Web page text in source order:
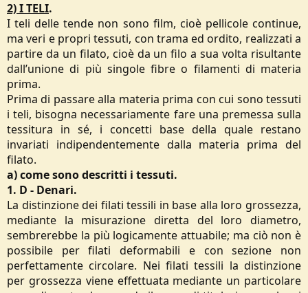
2) I TELI.
I teli delle tende non sono film, cioè pellicole continue,
ma veri e propri tessuti, con trama ed ordito, realizzati a
partire da un filato, cioè da un filo a sua volta risultante
dall’unione di più singole fibre o filamenti di materia
prima.
Prima di passare alla materia prima con cui sono tessuti
i teli, bisogna necessariamente fare una premessa sulla
tessitura in sé, i concetti base della quale restano
invariati indipendentemente dalla materia prima del
filato.
a) come sono descritti i tessuti.
1. D - Denari.
La distinzione dei filati tessili in base alla loro grossezza,
mediante la misurazione diretta del loro diametro,
sembrerebbe la più logicamente attuabile; ma ciò non è
possibile per filati deformabili e con sezione non
perfettamente circolare. Nei filati tessili la distinzione
per grossezza viene effettuata mediante un particolare